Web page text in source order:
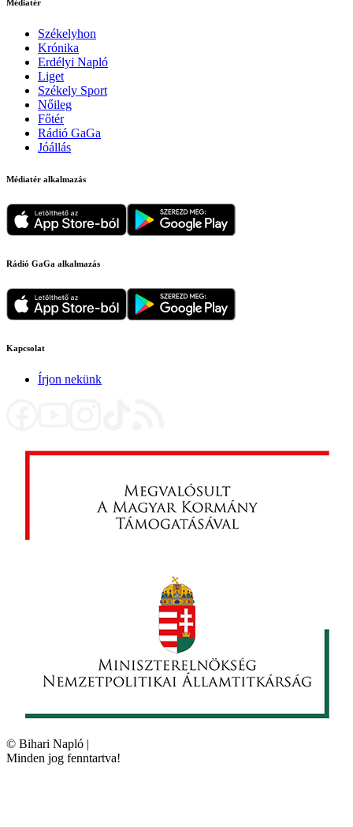
Médiatér
Székelyhon
Krónika
Erdélyi Napló
Liget
Székely Sport
Nőileg
Főtér
Rádió GaGa
Jóállás
Médiatér alkalmazás
Rádió GaGa alkalmazás
Kapcsolat
Írjon nekünk
© Bihari Napló |
Minden jog fenntartva!